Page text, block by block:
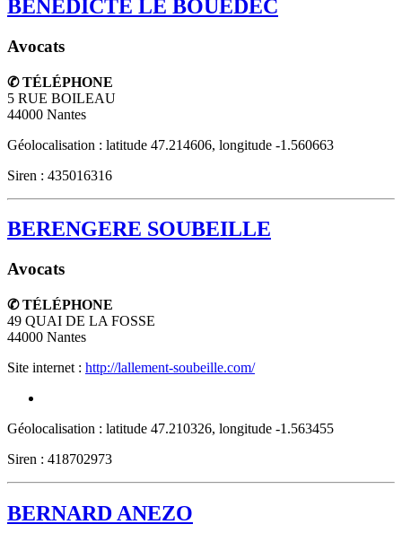
BENEDICTE LE BOUEDEC
Avocats
✆ TÉLÉPHONE
5 RUE BOILEAU
44000 Nantes
Géolocalisation : latitude 47.214606, longitude -1.560663
Siren : 435016316
BERENGERE SOUBEILLE
Avocats
✆ TÉLÉPHONE
49 QUAI DE LA FOSSE
44000 Nantes
Site internet : http://lallement-soubeille.com/
Géolocalisation : latitude 47.210326, longitude -1.563455
Siren : 418702973
BERNARD ANEZO